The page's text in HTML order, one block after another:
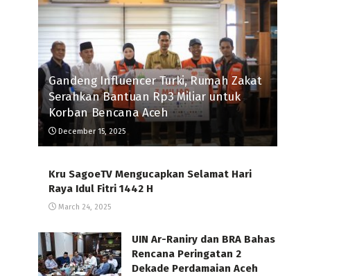
Gandeng Influencer Turki, Rumah Zakat
Serahkan Bantuan Rp3 Miliar untuk
Korban Bencana Aceh
December 15, 2025
Kru SagoeTV Mengucapkan Selamat Hari
Raya Idul Fitri 1442 H
March 24, 2025
UIN Ar-Raniry dan BRA Bahas
Rencana Peringatan 2
Dekade Perdamaian Aceh